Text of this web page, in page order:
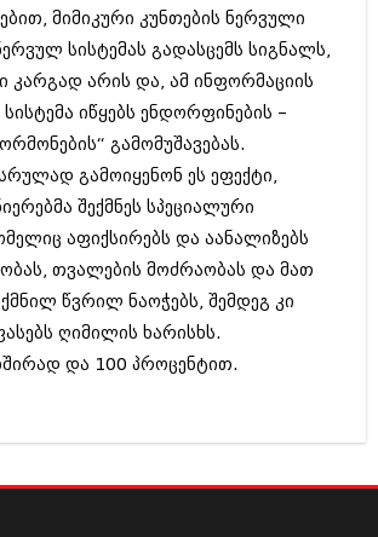
(294)
(259)
2012 (376)
(322)
2011 (471)
2011 (754)
2011 (249)
(400)
(438)
(294)
(654)
2011 (329)
2011 (647)
მიმიკური კუნთების ნერვული
სისტემას გადასცემს სიგნალს,
კარგად არის და, ამ ინფორმაციის
იწყებს ენდორფინების –
გამომუშავებას.
გამოიყენონ ეს ეფექტი,
შექმნეს სპეციალური
აფიქსირებს და აანალიზებს
თვალების მოძრაობას და მათ
წვრილ ნაოჭებს, შემდეგ კი
ღიმილის ხარისხს.
და 100 პროცენტით.